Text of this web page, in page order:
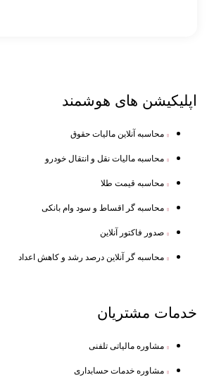
اپلیکیشن های هوشمند
محاسبه آنلاین مالیات حقوق
محاسبه مالیات نقل و انتقال خودرو
محاسبه قیمت طلا
محاسبه گر اقساط و سود وام بانکی
صدور فاکتور آنلاین
محاسبه گر آنلاین درصد رشد و کاهش اعداد
خدمات مشتریان
مشاوره مالیاتی تلفنی
مشاوره خدمات حسابداری